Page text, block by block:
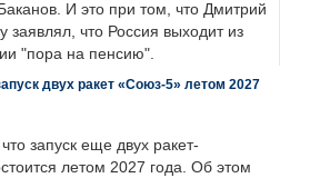
И это при том, что Дмитрий
заявлял, что Россия выходит из
"пора на пенсию".
двух ракет «Союз-5» летом 2027
запуск еще двух ракет-
летом 2027 года. Об этом